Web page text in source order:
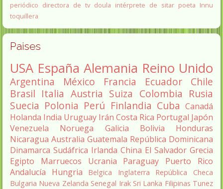
periódico directora de tv doula intérprete de sitar poeta Innu
toquillera
Paises
USA España Alemania Reino Unido
Argentina México Francia Ecuador
Chile
Brasil Italia Austria Suiza Colombia Rusia
Suecia Polonia Perú Finlandia Cuba Canadá
Holanda India Uruguay Irán Costa Rica Portugal Japón
Venezuela
Noruega Galicia Bolivia
Honduras
Nicaragua Australia Guatemala República Dominicana
Dinamarca Sudáfrica Irlanda China El Salvador Grecia
Egipto
Marruecos Ucrania Paraguay
Puerto Rico
Andalucía
Hungria Belgica Inglaterra
República Checa
Bulgaria Nueva Zelanda Senegal Irak Sri Lanka Filipinas Tunez